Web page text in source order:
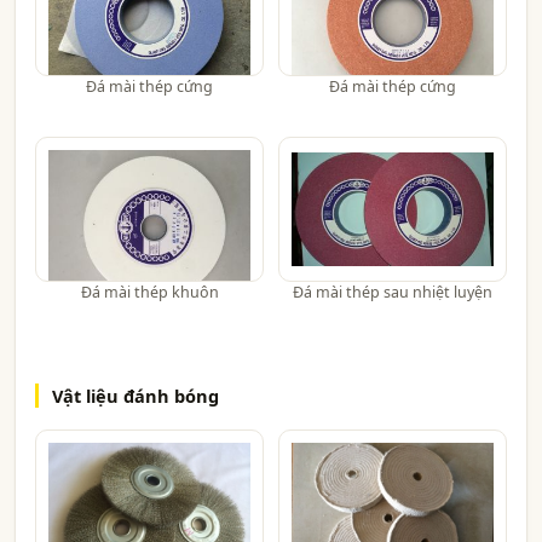
Đá mài thép cứng Đá mài thép cứng
Đá mài thép khuôn Đá mài thép sau nhiệt luyện
Vật liệu đánh bóng